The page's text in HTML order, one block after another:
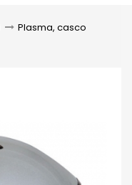
> Plasma, casco